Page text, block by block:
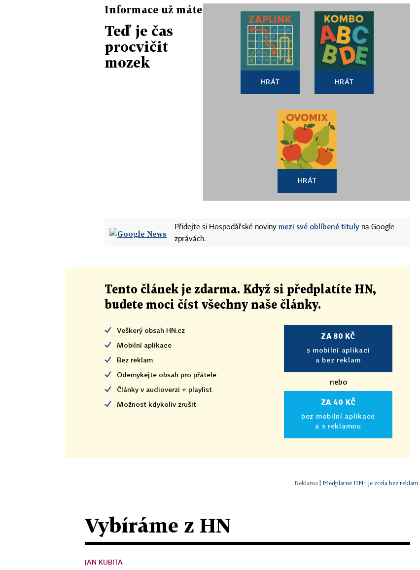
Informace už máte
Teď je čas
procvičit
mozek
HRÁT HRÁT
HRÁT
Přidejte si Hospodářské noviny mezi své oblíbené tituly na Google
zprávách.
Tento článek je zdarma. Když si předplatíte HN,
budete moci číst všechny naše články.
Veškerý obsah HN.cz
Mobilní aplikace
Bez reklam
Odemykejte obsah pro přátele
Články v audioverzi + playlist
Možnost kdykoliv zrušit
ZA 80 KČ
s mobilní aplikací
a bez reklam
nebo
ZA 40 KČ
bez mobilní aplikace
a s reklamou
Předplatné HN+ je zcela bez reklam.
Vybíráme z HN
JAN KUBITA